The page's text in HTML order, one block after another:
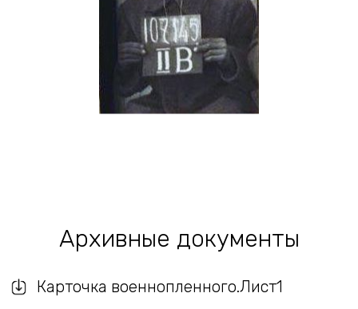
Архивные документы
Карточка военнопленного.Лист1